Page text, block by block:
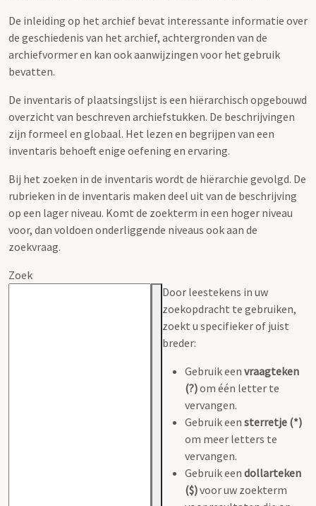
De inleiding op het archief bevat interessante informatie over
de geschiedenis van het archief, achtergronden van de
archiefvormer en kan ook aanwijzingen voor het gebruik
bevatten.
De inventaris of plaatsingslijst is een hiërarchisch opgebouwd
overzicht van beschreven archiefstukken. De beschrijvingen
zijn formeel en globaal. Het lezen en begrijpen van een
inventaris behoeft enige oefening en ervaring.
Bij het zoeken in de inventaris wordt de hiërarchie gevolgd. De
rubrieken in de inventaris maken deel uit van de beschrijving
op een lager niveau. Komt de zoekterm in een hoger niveau
voor, dan voldoen onderliggende niveaus ook aan de
zoekvraag.
Zoek
Door leestekens in uw
zoekopdracht te gebruiken,
zoekt u specifieker of juist
breder:
Gebruik een vraagteken
(?)om één letter te
vervangen.
Gebruik een sterretje (*)
om meer letters te
vervangen.
Gebruik een dollarteken
($)voor uw zoekterm